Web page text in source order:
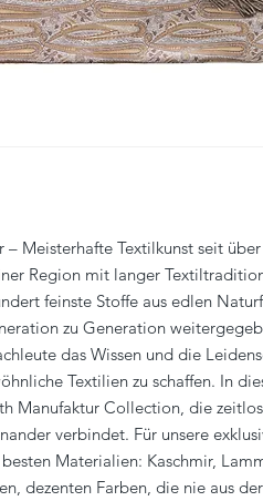
– Meisterhafte Textilkunst seit
Region mit langer
feinste Stoffe aus edlen
zu Generation
das Wissen und die
Textilien zu schaffen. In
Manufaktur Collection, die
verbindet. Für unsere
Materialien: Kaschmir,
dezenten Farben, die nie aus